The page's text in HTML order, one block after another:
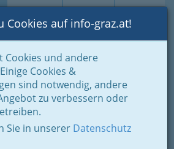
Suche Login Toggle
Cookies auf info-graz.at!
Cookies und andere
Cookies &
sind notwendig, andere
zu verbessern oder
Sie in unserer Datenschutz
Bad Ausse